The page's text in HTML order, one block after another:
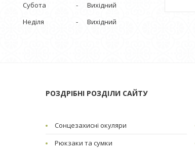
Субота
Вихідний
Неділя
Вихідний
РОЗДРІБНІ РОЗДІЛИ САЙТУ
Сонцезахисні окуляри
Рюкзаки та сумки